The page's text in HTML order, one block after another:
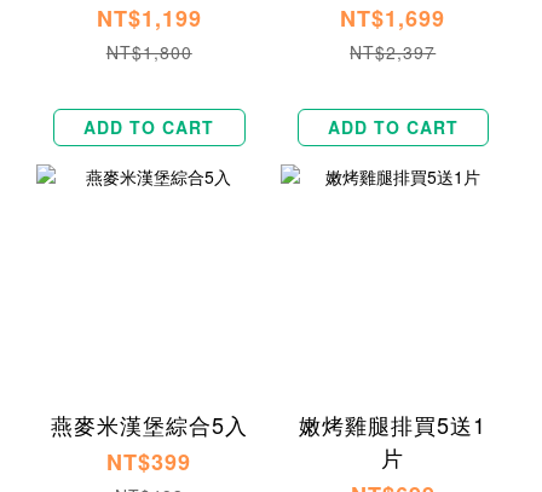
NT$1,199
NT$1,800
ADD TO CART
NT$1,699
NT$2,397
ADD TO CART
燕麥米漢堡綜合5入
NT$399
嫩烤雞腿排買5送1
片